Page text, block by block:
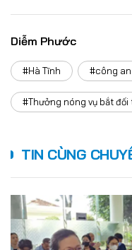
Diễm Phước
#Hà Tĩnh #công an
#Thưởng nóng vụ bắt
TIN CÙNG